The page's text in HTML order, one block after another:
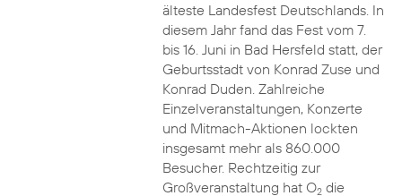
älteste Landesfest Deutschlands. In
diesem Jahr fand das Fest vom 7.
bis 16. Juni in Bad Hersfeld statt, der
Geburtsstadt von Konrad Zuse und
Konrad Duden. Zahlreiche
Einzelveranstaltungen, Konzerte
und Mitmach-Aktionen lockten
insgesamt mehr als 860.000
Besucher. Rechtzeitig zur
Großveranstaltung hat O2die